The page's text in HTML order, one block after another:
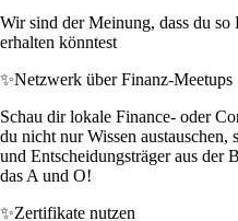
Wir sind der Meinung, dass du
erhalten könntest
✨Netzwerk über Finanz-Meetups
Schau dir lokale Finance- oder
du nicht nur Wissen
und Entscheidungsträger aus der
das A und O!
✨Zertifikate nutzen